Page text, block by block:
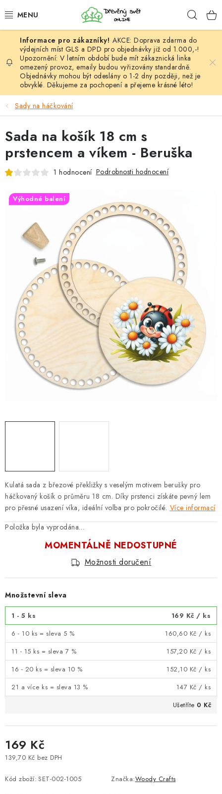
na
HÁČKOVÁNÍ
VYPLÉTÁNÍ
PŘÍZE
TVOŘENÍ
GALANTERIE A LÁTKY
DÁRKY
VELKOOBCHOD
Doprava a platba Vrácení zboží a reklamace
Časté otázky
Kontakt
Moje objednávka
Obchodní podmínky
Ochrana osobních údajů
Hodnocení obchodu
Oblíbené produkty
Věrnostní program
AKCE: Doprava zdarma do
výdejních míst GLS a DPD pro objednávky již od 1.000,-!
Upozornění: V letním období bude mít zákaznická linka
omezený provoz, emaily budou vyřizovány standardně.
Objednávky mohou být odeslány o 1-2 dny později, než je
obvyklé. Děkujeme za pochopení a přejeme krásné léto!
Sady na háčkování
Kulatá sada z březové překližky s veselým motivem berušky pro
háčkovaný košík o průměru 18 cm. Díky prstenci získáte pevný lem
pro přesné usazení víka, ideální volba pro pokročilé. Více informací
Položka byla vyprodána…
MOMENTÁLNĚ NEDOSTUPNÉ
Možnosti doručení
Množstevní sleva
1 - 5 ks 169 Kč / ks
6 - 10 ks = sleva 5 %
160,60 Kč / ks
11 - 15 ks = sleva 7 %
157,20 Kč / ks
16 - 20 ks = sleva 10 %
152,10 Kč / ks
21 a více ks = sleva 13 %
147 Kč / ks
Ušetříte 0 Kč
169 Kč
139,70 Kč bez DPH
Kód zboží: SET-002-1005 Značka:Woody Crafts
Sada na košík 18 cm s
prstencem a víkem - Beruška
1 hodnocení Podrobnosti hodnocení
Výhodné balení